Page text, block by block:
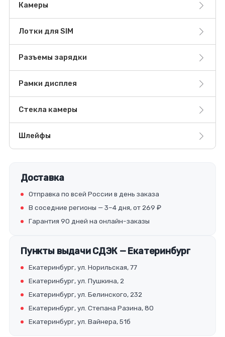
Камеры
Лотки для SIM
Разъемы зарядки
Рамки дисплея
Стекла камеры
Шлейфы
Доставка
Отправка по всей России в день заказа
В соседние регионы — 3–4 дня, от 269 ₽
Гарантия 90 дней на онлайн-заказы
Пункты выдачи СДЭК — Екатеринбург
Екатеринбург, ул. Норильская, 77
Екатеринбург, ул. Пушкина, 2
Екатеринбург, ул. Белинского, 232
Екатеринбург, ул. Степана Разина, 80
Екатеринбург, ул. Вайнера, 51б